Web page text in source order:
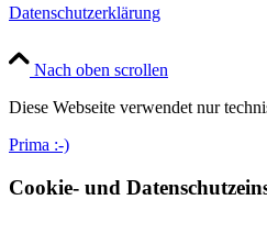
Datenschutzerklärung
Nach oben scrollen
Diese Webseite verwendet nur
Prima :-)
Cookie- und